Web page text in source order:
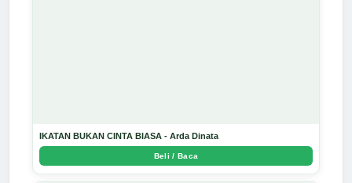
IKATAN BUKAN CINTA BIASA - Arda Dinata
Beli / Baca